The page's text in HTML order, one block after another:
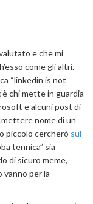
e che mi
come gli altri.
“linkedin is not
chi mette in guardia
e alcuni post di
nome di un
piccolo cercherò sul
tennica” sia
di sicuro meme,
vanno per la